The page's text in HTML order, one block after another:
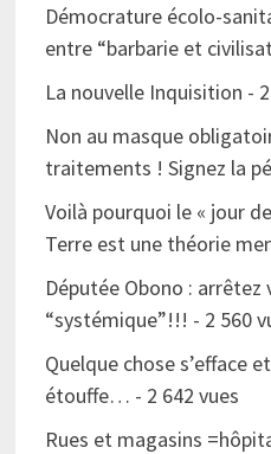
Démocrature écolo-
entre “barbarie et
La nouvelle Inquisition -
Non au masque
traitements ! Signez la
Voilà pourquoi le « jour
Terre est une théorie
Députée Obono :
“systémique”!!! - 2 560
Quelque chose s’efface
étouffe… - 2 642 vues
Rues et magasins